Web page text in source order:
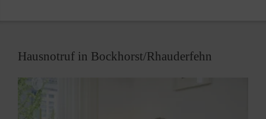
Hausnotruf in Bockhorst/Rhauderfehn